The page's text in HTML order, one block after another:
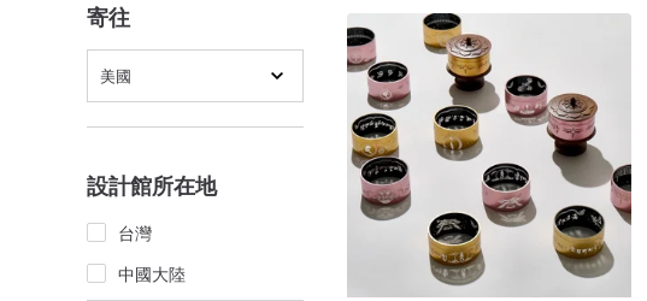
寄往
美國
設計館所在地
台灣
中國大陸